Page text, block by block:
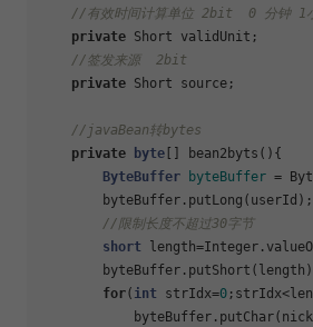
//有效时间计算单位 2bit  0 分钟
private Short validUnit;
//签发来源  2bit
private Short source;
//javaBean转bytes
private
byte [] bean2byts(){
ByteBuffer
byteBuffer =
        byteBuffer.putLong(userId);
//限制长度不超过30字节
short
for( int strIdx=0